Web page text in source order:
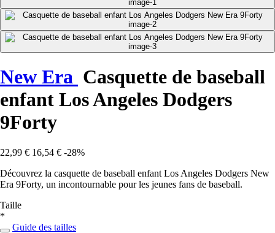
New Era Casquette de baseball
enfant Los Angeles Dodgers
9Forty
22,99 € 16,54 € -28%
Découvrez la casquette de baseball enfant Los Angeles Dodgers New
Era 9Forty, un incontournable pour les jeunes fans de baseball.
Taille
*
Guide des tailles